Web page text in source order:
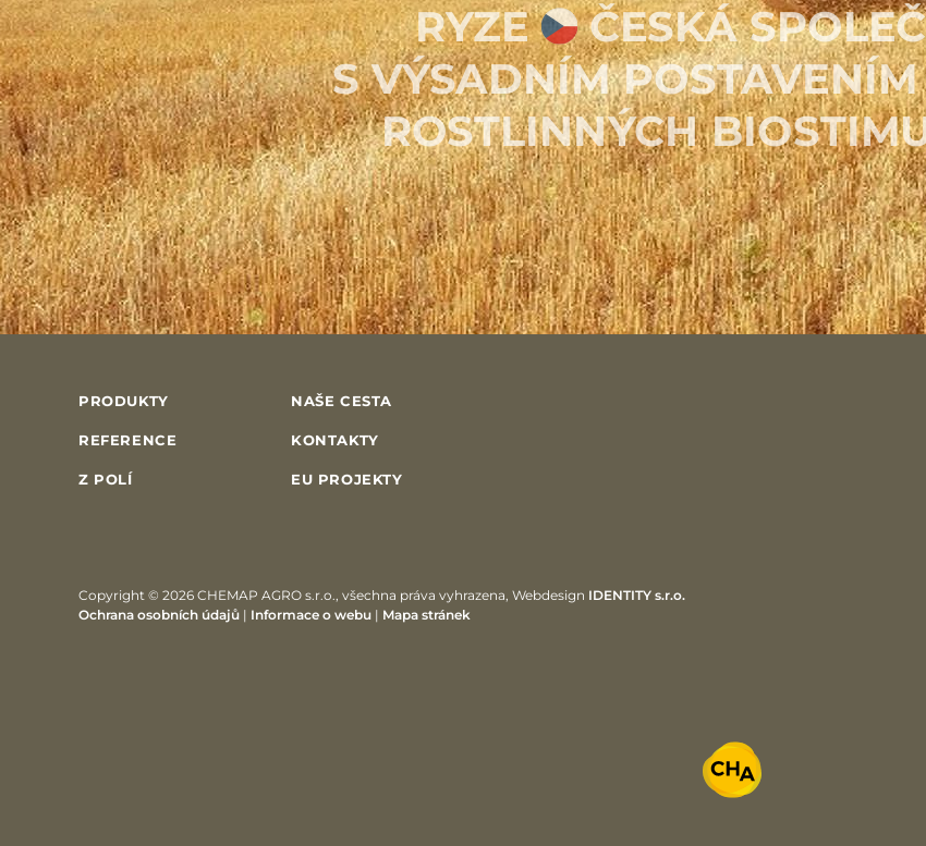
RYZE ČESKÁ
SVÝSADNÍM
ROSTLINNÝCH
PRODUKTY
REFERENCE
Z POLÍ
NAŠE CESTA
KONTAKTY
EU PROJEKTY
Copyright © 2026 CHEMAP AGRO s.r.o., všechna práva vyhrazena, Webdesign IDENTITY s.r.o.
Ochrana osobních údajů | Informace o webu | Mapa stránek